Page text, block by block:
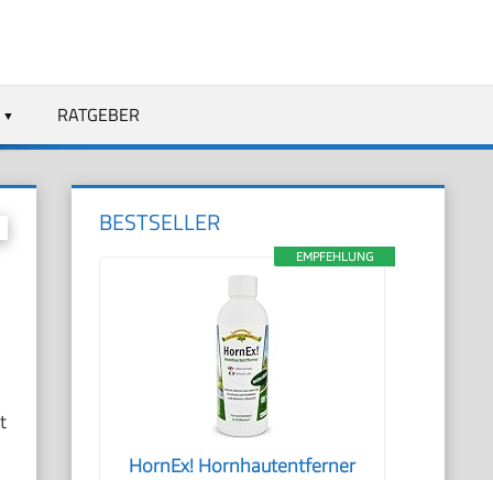
RATGEBER
BESTSELLER
EMPFEHLUNG
HornEx! Hornhautentferner